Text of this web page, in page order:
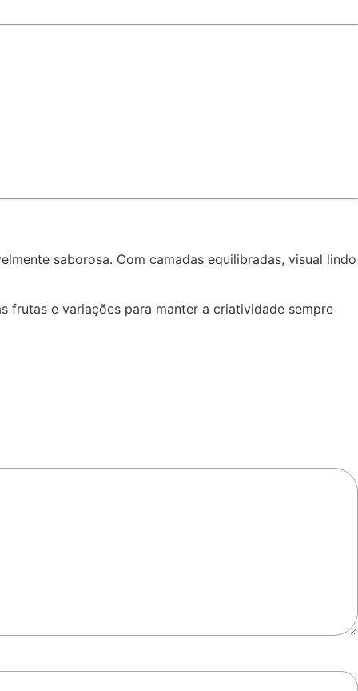
saborosa. Com camadas equilibradas, visual lindo
frutas e variações para manter a criatividade sempre